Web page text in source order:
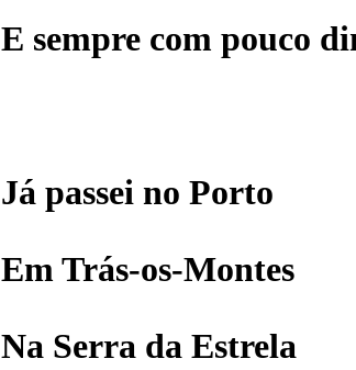
E sempre com pouco
Já passei no Porto
Em Trás-os-Montes
Na Serra da Estrela